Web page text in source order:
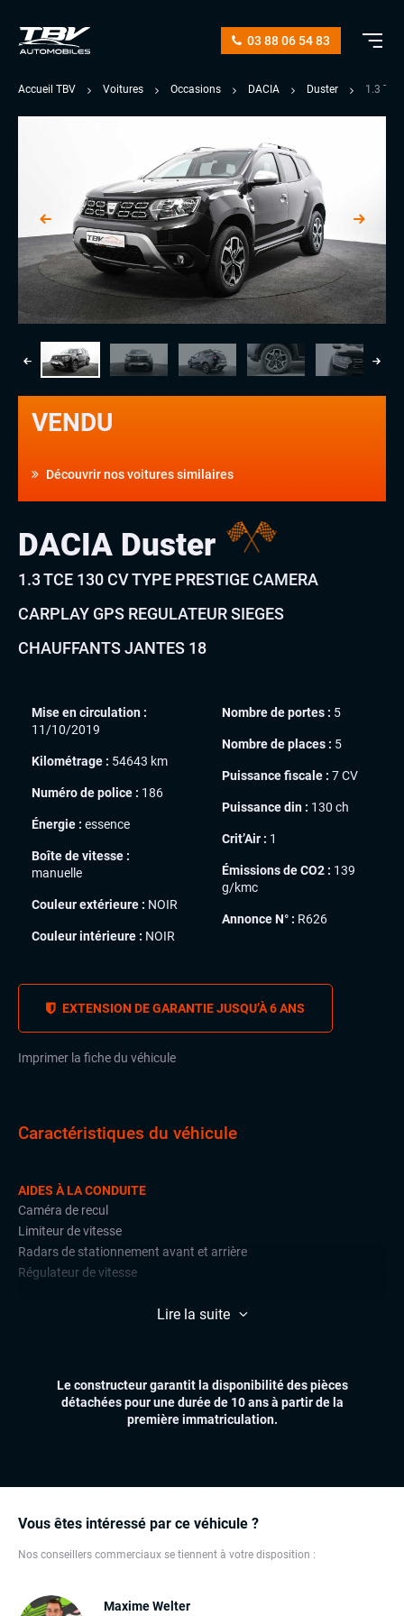
03 88 06 54 83
Accueil TBV Voitures Occasions DACIA Duster 1.3
VENDU
Découvrir nos voitures similaires
DACIA Duster
1.3 TCE 130 CV TYPE PRESTIGE CAMERA
CARPLAY GPS REGULATEUR SIEGES
CHAUFFANTS JANTES 18
Mise en circulation :
11/10/2019
Kilométrage : 54643 km
Numéro de police : 186
Énergie : essence
Boîte de vitesse :
manuelle
Couleur extérieure : NOIR
Couleur intérieure : NOIR
Nombre de portes : 5
Nombre de places : 5
Puissance fiscale : 7 CV
Puissance din : 130 ch
Crit’Air : 1
Émissions de CO2 : 139
g/kmc
Annonce N° : R626
EXTENSION DE GARANTIE JUSQU’À 6 ANS
Imprimer la fiche du véhicule
Vous êtes intéressé par ce véhicule ?
Nos conseillers commerciaux se tiennent à votre disposition :
Maxime Welter
Caractéristiques du véhicule
AIDES À LA CONDUITE
Caméra de recul
Limiteur de vitesse
Radars de stationnement avant et arrière
Régulateur de vitesse
Feux automatiques
Écran tactile
GPS
Système Start and Stop
Lire la suite
Le constructeur garantit la disponibilité des pièces
détachées pour une durée de 10 ans à partir de la
première immatriculation.